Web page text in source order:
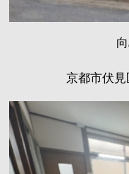
京都市伏